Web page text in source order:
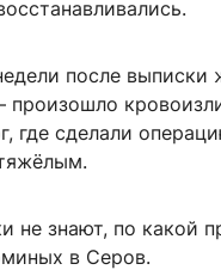
после выписки
где сделали
не знают, по какой
в Серов.